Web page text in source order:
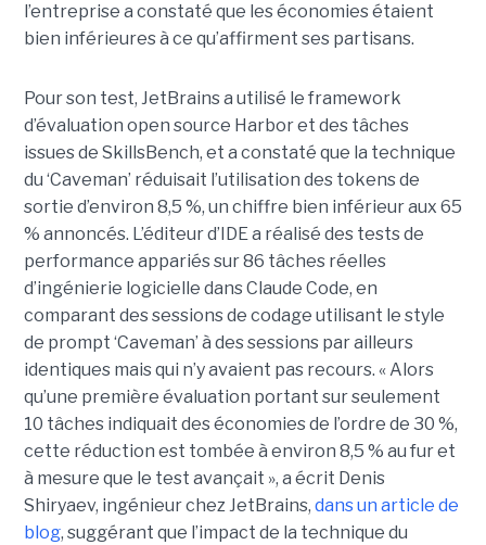
l’entreprise a constaté que les économies étaient
bien inférieures à ce qu’affirment ses partisans.
Pour son test, JetBrains a utilisé le framework
d’évaluation open source Harbor et des tâches
issues de SkillsBench, et a constaté que la technique
du ‘Caveman’ réduisait l’utilisation des tokens de
sortie d’environ 8,5 %, un chiffre bien inférieur aux 65
% annoncés. L’éditeur d’IDE a réalisé des tests de
performance appariés sur 86 tâches réelles
d’ingénierie logicielle dans Claude Code, en
comparant des sessions de codage utilisant le style
de prompt ‘Caveman’ à des sessions par ailleurs
identiques mais qui n’y avaient pas recours. « Alors
qu’une première évaluation portant sur seulement
10 tâches indiquait des économies de l’ordre de 30 %,
cette réduction est tombée à environ 8,5 % au fur et
à mesure que le test avançait », a écrit Denis
Shiryaev, ingénieur chez JetBrains, dans un article de
blog, suggérant que l’impact de la technique du